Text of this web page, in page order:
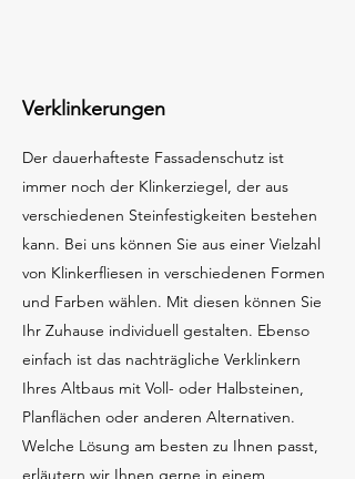
Verklinkerungen
Der dauerhafteste Fassadenschutz ist
immer noch der Klinkerziegel, der aus
verschiedenen Steinfestigkeiten bestehen
kann. Bei uns können Sie aus einer Vielzahl
von Klinkerfliesen in verschiedenen Formen
und Farben wählen. Mit diesen können Sie
Ihr Zuhause individuell gestalten. Ebenso
einfach ist das nachträgliche Verklinkern
Ihres Altbaus mit Voll- oder Halbsteinen,
Planflächen oder anderen Alternativen.
Welche Lösung am besten zu Ihnen passt,
erläutern wir Ihnen gerne in einem